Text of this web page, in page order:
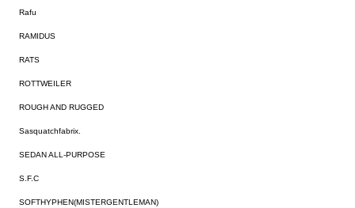
Rafu
RAMIDUS
RATS
ROTTWEILER
ROUGH AND RUGGED
Sasquatchfabrix.
SEDAN ALL-PURPOSE
S.F.C
SOFTHYPHEN(MISTERGENTLEMAN)